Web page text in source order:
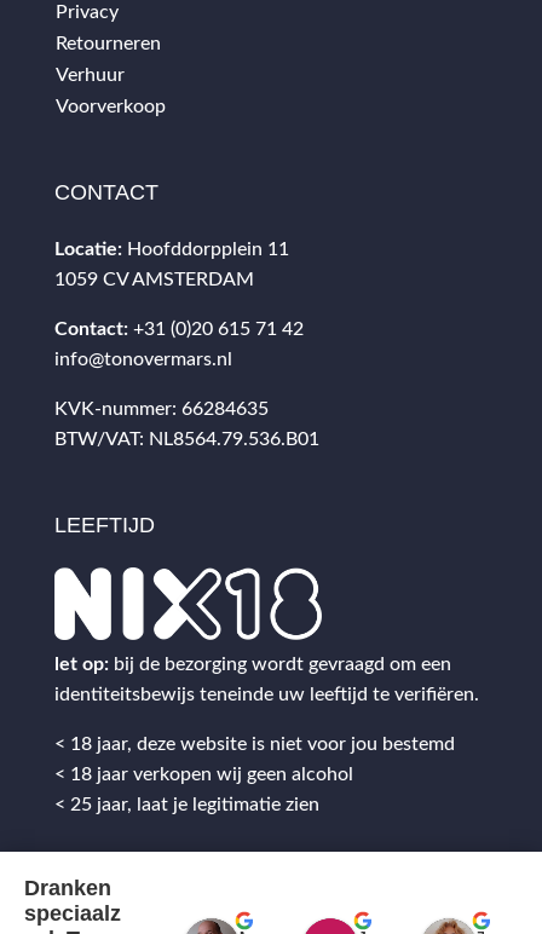
Privacy
Retourneren
Verhuur
Voorverkoop
CONTACT
Locatie: Hoofddorpplein 11
1059 CV AMSTERDAM
Contact: +31 (0)20 615 71 42
info@tonovermars.nl
KVK-nummer: 66284635
BTW/VAT: NL8564.79.536.B01
LEEFTIJD
let op: bij de bezorging wordt gevraagd om een
identiteitsbewijs teneinde uw leeftijd te verifiëren.
< 18 jaar, deze website is niet voor jou bestemd
< 18 jaar verkopen wij geen alcohol
< 25 jaar, laat je legitimatie zien
Dranken
speciaalz